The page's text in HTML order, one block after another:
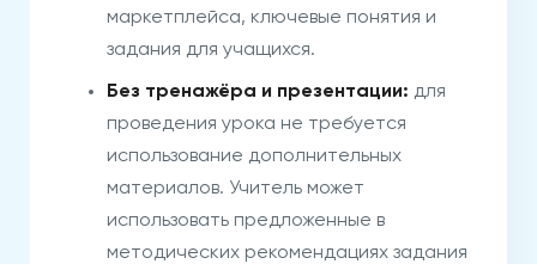
маркетплейса, ключевые понятия и
задания для учащихся.
Без тренажёра и презентации: для
проведения урока не требуется
использование дополнительных
материалов. Учитель может
использовать предложенные в
методических рекомендациях задания